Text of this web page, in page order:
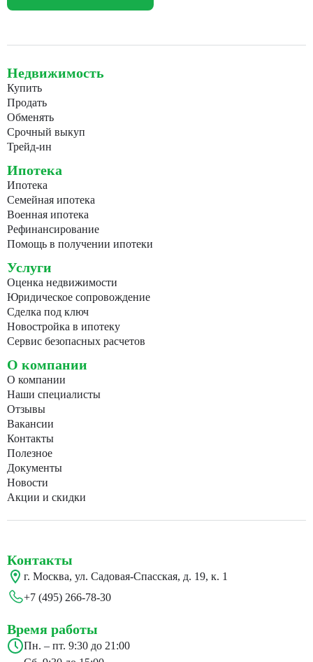
Недвижимость
Купить
Продать
Обменять
Срочный выкуп
Трейд-ин
Ипотека
Ипотека
Семейная ипотека
Военная ипотека
Рефинансирование
Помощь в получении ипотеки
Услуги
Оценка недвижимости
Юридическое сопровождение
Сделка под ключ
Новостройка в ипотеку
Сервис безопасных расчетов
О компании
О компании
Наши специалисты
Отзывы
Вакансии
Контакты
Полезное
Документы
Новости
Акции и скидки
Контакты
г. Москва, ул. Садовая-Спасская, д. 19, к. 1
+7 (495) 266-78-30
Время работы
Пн. – пт. 9:30 до 21:00